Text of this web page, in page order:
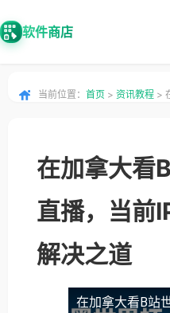
软件商店
当前位置： 首页 > 资讯教程 >
在加拿大看
直播，当前
解决之道
在加拿大看B站